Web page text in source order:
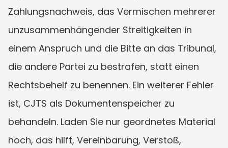
Zahlungsnachweis, das Vermischen mehrerer
unzusammenhängender Streitigkeiten in
einem Anspruch und die Bitte an das Tribunal,
die andere Partei zu bestrafen, statt einen
Rechtsbehelf zu benennen. Ein weiterer Fehler
ist, CJTS als Dokumentenspeicher zu
behandeln. Laden Sie nur geordnetes Material
hoch, das hilft, Vereinbarung, Verstoß,